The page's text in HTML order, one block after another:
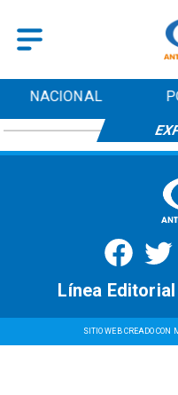
NACIONAL
SITIO WEB CREADO
Línea Editorial